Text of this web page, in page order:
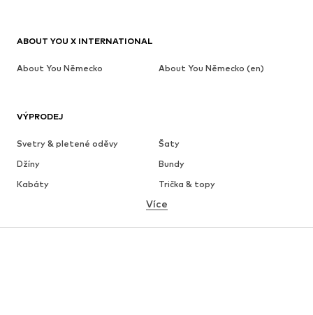
VÝPRODEJ
Svetry & pletené oděvy
Šaty
Džíny
Bundy
Kabáty
Trička & topy
Spodní prádlo
Více
ABOUT YOU X INTERNATIONAL
About You Německo About You Německo (en)